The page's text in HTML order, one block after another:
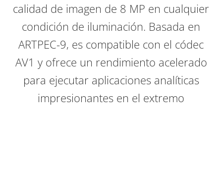
calidad de imagen de 8 MP en cualquier
condición de iluminación. Basada en
ARTPEC-9, es compatible con el códec
AV1 y ofrece un rendimiento acelerado
para ejecutar aplicaciones analíticas
impresionantes en el extremo